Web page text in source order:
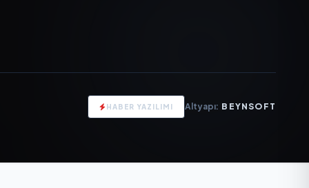
HABER YAZILIMI Altyapı: BEYNSOFT